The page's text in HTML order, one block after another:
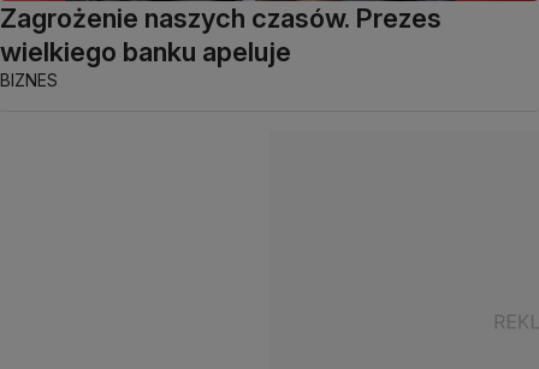
Zagrożenie naszych czasów. Prezes
wielkiego banku apeluje
BIZNES